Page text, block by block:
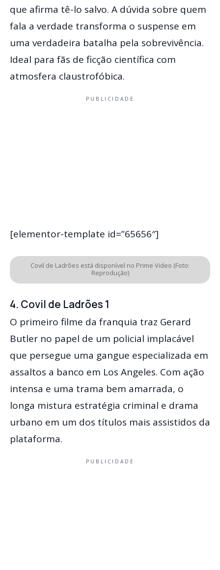
que afirma tê-lo salvo. A dúvida sobre quem
fala a verdade transforma o suspense em
uma verdadeira batalha pela sobrevivência.
Ideal para fãs de ficção científica com
atmosfera claustrofóbica.
PUBLICIDADE
[elementor-template id=”65656″]
Covil de Ladrões está disponível no Prime Video (Foto:
Reprodução)
4. Covil de Ladrões 1
O primeiro filme da franquia traz Gerard
Butler no papel de um policial implacável
que persegue uma gangue especializada em
assaltos a banco em Los Angeles. Com ação
intensa e uma trama bem amarrada, o
longa mistura estratégia criminal e drama
urbano em um dos títulos mais assistidos da
plataforma.
PUBLICIDADE